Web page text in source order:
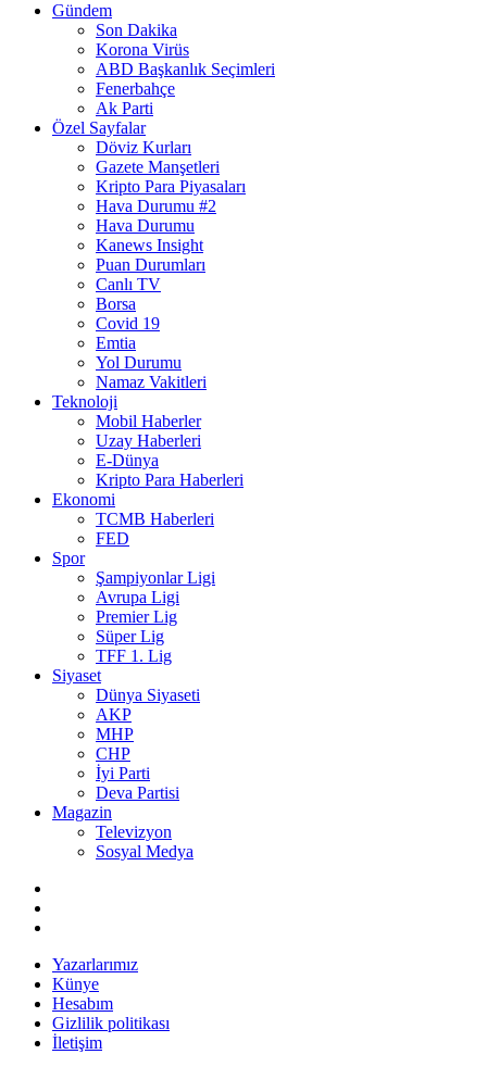
Gündem
Son Dakika
Korona Virüs
ABD Başkanlık Seçimleri
Fenerbahçe
Ak Parti
Özel Sayfalar
Döviz Kurları
Gazete Manşetleri
Kripto Para Piyasaları
Hava Durumu #2
Hava Durumu
Kanews Insight
Puan Durumları
Canlı TV
Borsa
Covid 19
Emtia
Yol Durumu
Namaz Vakitleri
Teknoloji
Mobil Haberler
Uzay Haberleri
E-Dünya
Kripto Para Haberleri
Ekonomi
TCMB Haberleri
FED
Spor
Şampiyonlar Ligi
Avrupa Ligi
Premier Lig
Süper Lig
TFF 1. Lig
Siyaset
Dünya Siyaseti
AKP
MHP
CHP
İyi Parti
Deva Partisi
Magazin
Televizyon
Sosyal Medya
Yazarlarımız
Künye
Hesabım
Gizlilik politikası
İletişim